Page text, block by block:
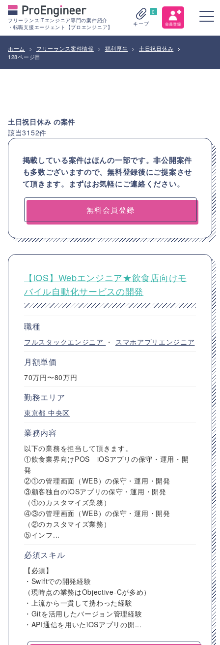
フリーランスITエンジニア専門の案件紹介
・転職支援エージェント【プロエンジニア】
0
キープ
ホーム > フリーランス案件情報 > 福利厚生 > 土日祝日休み >
128ページ目
土日祝日休み の案件
該当3152件
掲載している案件はほんの一部です。非公開案件
も多数ございますので、無料登録後にご提案させ
て頂きます。まずはお気軽にご連絡ください。
無料会員登録
【iOS】Webエンジニア★飲食店向けモ
バイル自動化サービスの開発
職種
フルスタックエンジニア ・ スマホアプリエンジニア
月額単価
70万円〜80万円
勤務エリア
東京都 中央区
業務内容
以下の業務を担当して頂きます。
①飲食業界向けPOS iOSアプリの保守・運用・開
発
②①の管理画面（WEB）の保守・運用・開発
③顧客独自のiOSアプリの保守・運用・開発
（①のカスタマイズ業務）
④③の管理画面（WEB）の保守・運用・開発
（②のカスタマイズ業務）
⑤インフ...
必須スキル
【必須】
・Swiftでの開発経験
（現時点の業務はObjective-Cが多め）
・上流から一貫して携わった経験
・Gitを活用したバージョン管理経験
・API通信を用いたiOSアプリの開...